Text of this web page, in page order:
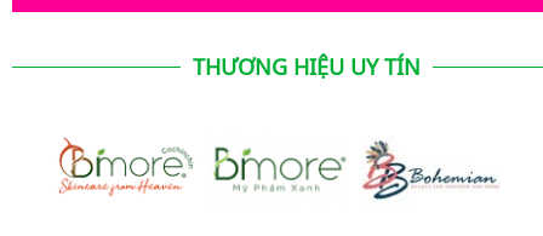
THƯƠNG HIỆU UY TÍN